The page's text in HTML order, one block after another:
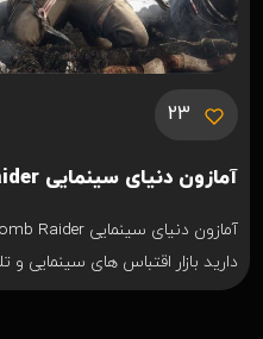
23
آمازون دنیای سینمایی Tomb Raider را می‌سازد
دارید بازار اقتباس های سینمایی و